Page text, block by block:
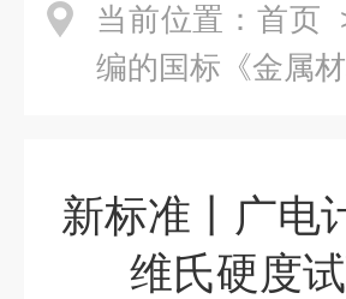
当前位置： 首页
编的国标《金属
新标准丨广电
维氏硬度